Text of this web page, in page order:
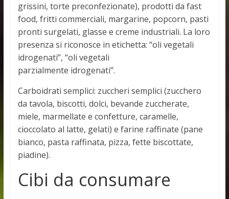
grissini, torte preconfezionate), prodotti da fast
food, fritti commerciali, margarine, popcorn, pasti
pronti surgelati, glasse e creme industriali. La loro
presenza si riconosce in etichetta: “oli vegetali
idrogenati”, “oli vegetali
parzialmente idrogenati”.
Carboidrati semplici: zuccheri semplici (zucchero
da tavola, biscotti, dolci, bevande zuccherate,
miele, marmellate e confetture, caramelle,
cioccolato al latte, gelati) e farine raffinate (pane
bianco, pasta raffinata, pizza, fette biscottate,
piadine).
Cibi da consumare